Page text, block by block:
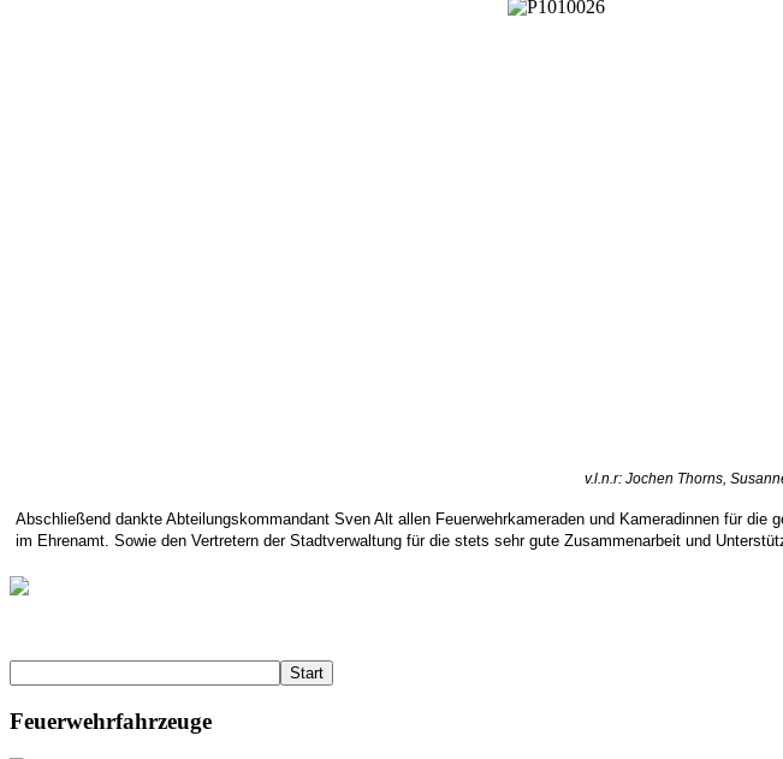
v.l.n.r: Jochen Thorns,
Abschließend dankte Abteilungskommandant Sven Alt allen Feuerwehrkameraden und Kameradinnen für
im Ehrenamt. Sowie den Vertretern der Stadtverwaltung für die stets sehr gute Zusammenarbeit und
Start
Feuerwehrfahrzeuge